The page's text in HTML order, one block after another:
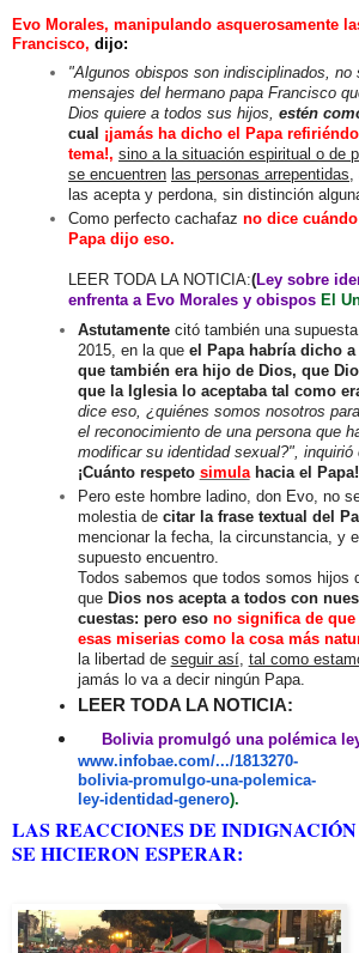
Evo Morales, manipulando asquerosamente
Francisco, dijo:
"Algunos obispos son indisciplinados, no
mensajes del hermano papa Francisco
Dios quiere a todos sus hijos, estén
cual ¡jamás ha dicho el Papa
tema!, sino a la situación espiritual o de
se encuentren las personas arrepentidas
las acepta y perdona, sin distinción
Como perfecto cachafaz no dice
Papa dijo eso.
LEER TODA LA NOTICIA:(Ley sobre
enfrenta a Evo Morales y obispos El
Astutamente citó también una
2015, en la que el Papa habría dicho
que también era hijo de Dios, que
que la Iglesia lo aceptaba tal como
dice eso, ¿quiénes somos nosotros
el reconocimiento de una persona que
modificar su identidad sexual?", inquirió
¡Cuánto respeto simulahacia el Papa!
Pero este hombre ladino, don Evo, no
molestia de citar la frase textual del
mencionar la fecha, la circunstancia, y
supuesto encuentro.
Todos sabemos que todos somos hijos
que Dios nos acepta a todos con
cuestas: pero eso no significa de que
esas miserias como la cosa más
la libertad de seguir así, tal como
jamás lo va a decir ningún Papa.
LEER TODA LA NOTICIA:
www.infobae.com/.../1813270-
bolivia-promulgo-una-polemica-
ley-identidad-genero).
LAS REACCIONES DE
SE HICIERON ESPERAR: